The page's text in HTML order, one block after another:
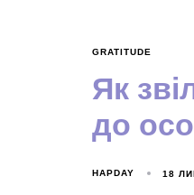
GRATITUDE
Як
до
HAPDAY 18